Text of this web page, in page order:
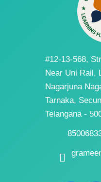
#12-13-568,
Near Uni Rail,
Nagarjuna
Tarnaka,
Telangana -